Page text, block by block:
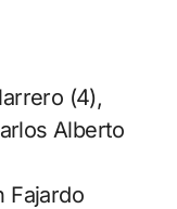
(4),
Alberto
Fajardo